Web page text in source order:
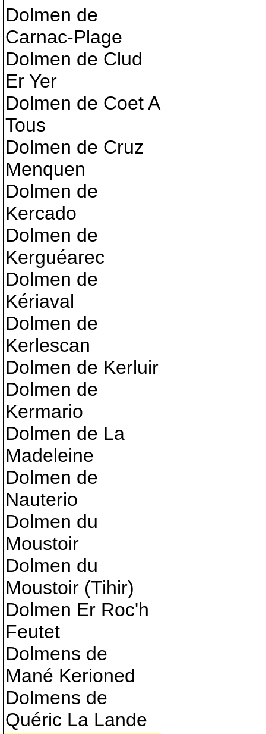
Dolmen de
Carnac-Plage
Dolmen de Clud
Er Yer
Dolmen de Coet A
Tous
Dolmen de Cruz
Menquen
Dolmen de
Kercado
Dolmen de
Kerguéarec
Dolmen de
Kériaval
Dolmen de
Kerlescan
Dolmen de Kerluir
Dolmen de
Kermario
Dolmen de La
Madeleine
Dolmen de
Nauterio
Dolmen du
Moustoir
Dolmen du
Moustoir (Tihir)
Dolmen Er Roc'h
Feutet
Dolmens de
Mané Kerioned
Dolmens de
Quéric La Lande